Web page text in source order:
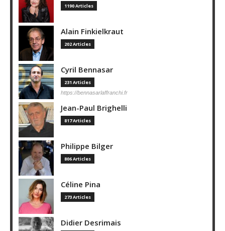
1190 Articles
Alain Finkielkraut
202 Articles
Cyril Bennasar
231 Articles
https://bennasarlaffranchi.fr
Jean-Paul Brighelli
817 Articles
Philippe Bilger
806 Articles
Céline Pina
273 Articles
Didier Desrimais